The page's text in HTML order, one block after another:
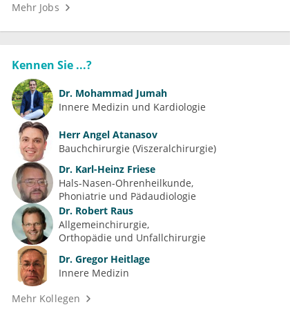
Mehr Jobs
Kennen Sie ...?
Dr. Mohammad Jumah
Innere Medizin und Kardiologie
Herr Angel Atanasov
Bauchchirurgie (Viszeralchirurgie)
Dr. Karl-Heinz Friese
Hals-Nasen-Ohrenheilkunde
Phoniatrie und Pädaudiologie
Dr. Robert Raus
Allgemeinchirurgie
Orthopädie und Unfallchirurgie
Dr. Gregor Heitlage
Innere Medizin
Mehr Kollegen